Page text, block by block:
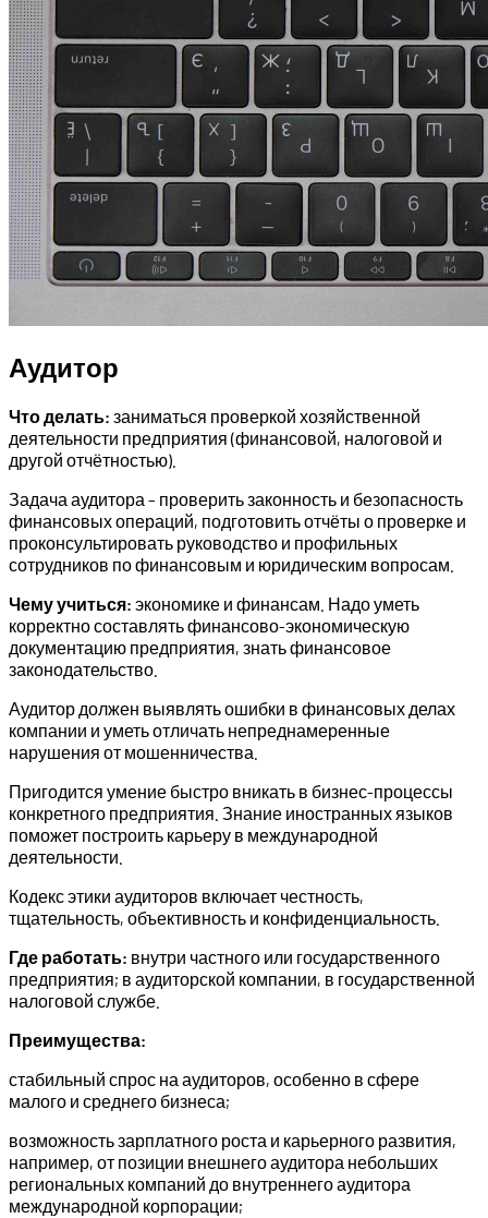
Аудитор
Что делать: заниматься проверкой хозяйственной
деятельности предприятия (финансовой, налоговой и
другой отчётностью).
Задача аудитора – проверить законность и безопасность
финансовых операций, подготовить отчёты о проверке и
проконсультировать руководство и профильных
сотрудников по финансовым и юридическим вопросам.
Чему учиться: экономике и финансам. Надо уметь
корректно составлять финансово-экономическую
документацию предприятия, знать финансовое
законодательство.
Аудитор должен выявлять ошибки в финансовых делах
компании и уметь отличать непреднамеренные
нарушения от мошенничества.
Пригодится умение быстро вникать в бизнес-процессы
конкретного предприятия. Знание иностранных языков
поможет построить карьеру в международной
деятельности.
Кодекс этики аудиторов включает честность,
тщательность, объективность и конфиденциальность.
Где работать: внутри частного или государственного
предприятия; в аудиторской компании, в государственной
налоговой службе.
Преимущества:
стабильный спрос на аудиторов, особенно в сфере
малого и среднего бизнеса;
возможность зарплатного роста и карьерного развития,
например, от позиции внешнего аудитора небольших
региональных компаний до внутреннего аудитора
международной корпорации;